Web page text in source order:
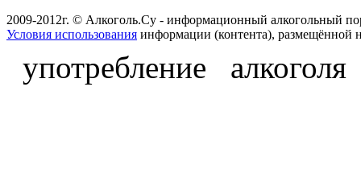
2009-2012г. © Алкоголь.Су - информационный алкогольный
Условия использования информации (контента), размещённой
употребление